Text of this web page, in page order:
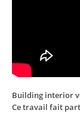
Building interior
Ce travail fait